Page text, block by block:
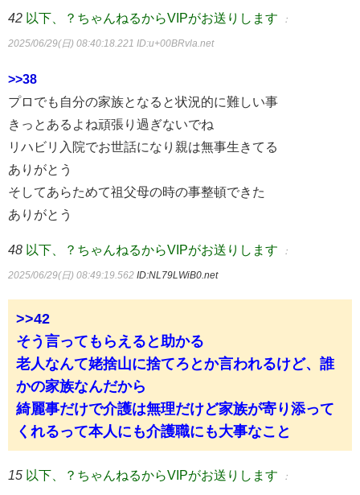
42 以下、？ちゃんねるからVIPがお送りします ：
2025/06/29(日) 08:40:18.221 ID:u+00BRvla.net
>>38
プロでも自分の家族となると状況的に難しい事
きっとあるよね頑張り過ぎないでね
リハビリ入院でお世話になり親は無事生きてる
ありがとう
そしてあらためて祖父母の時の事整頓できた
ありがとう
48 以下、？ちゃんねるからVIPがお送りします ：
2025/06/29(日) 08:49:19.562 ID:NL79LWiB0.net
>>42
そう言ってもらえると助かる
老人なんて姥捨山に捨てろとか言われるけど、誰
かの家族なんだから
綺麗事だけで介護は無理だけど家族が寄り添って
くれるって本人にも介護職にも大事なこと
15 以下、？ちゃんねるからVIPがお送りします ：